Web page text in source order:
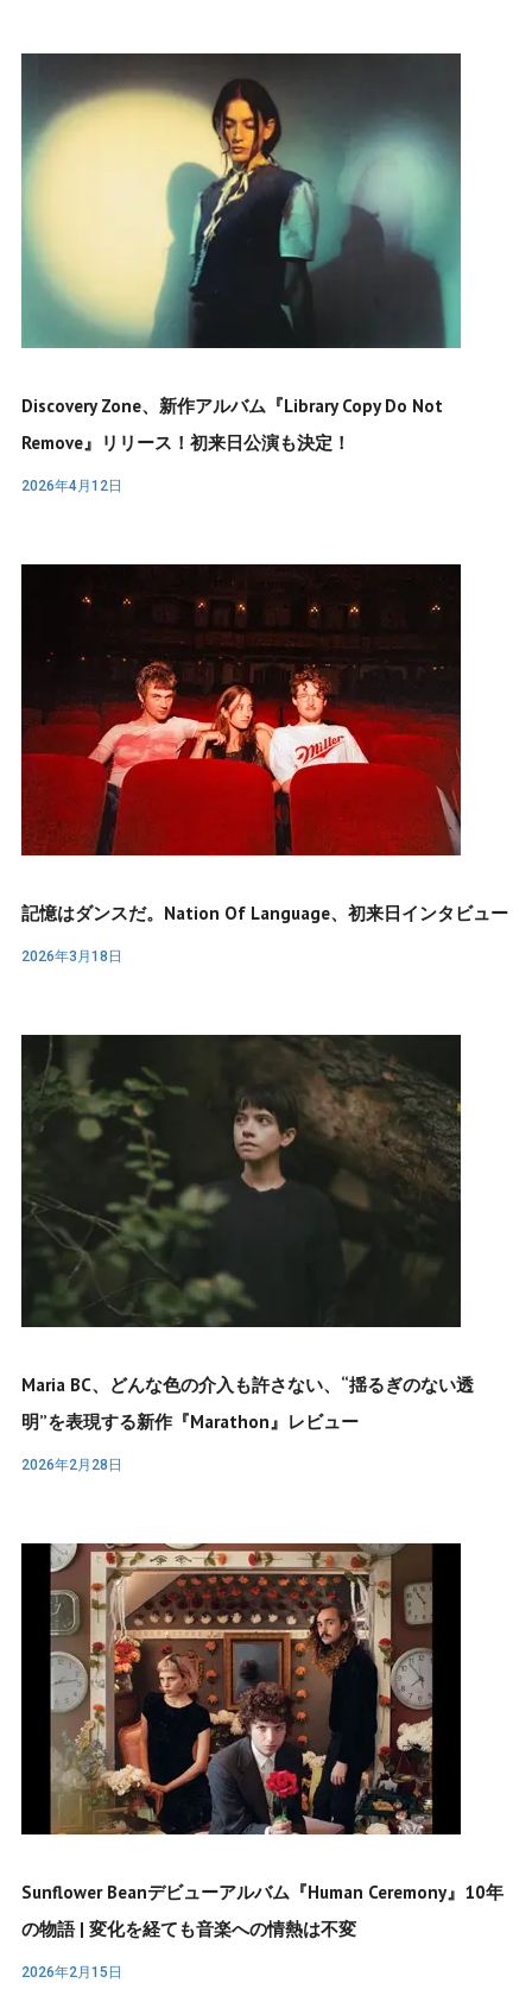
Discovery Zone、新作アルバム『Library Copy Do Not
Remove』リリース！初来日公演も決定！
2026年4月12日
記憶はダンスだ。Nation Of Language、初来日インタビュー
2026年3月18日
Maria BC、どんな色の介入も許さない、“揺るぎのない透
明”を表現する新作『Marathon』レビュー
2026年2月28日
Sunflower Beanデビューアルバム『Human Ceremony』10年
の物語 | 変化を経ても音楽への情熱は不変
2026年2月15日